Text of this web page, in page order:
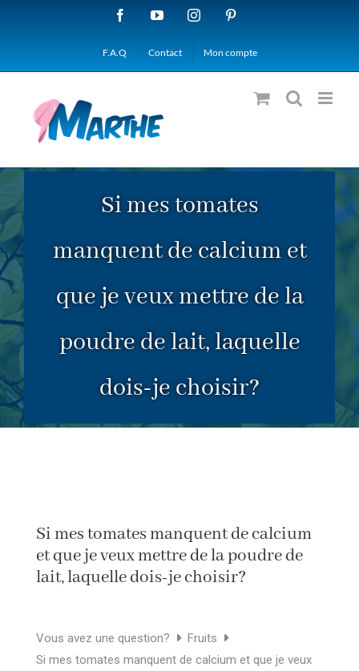
FacebookYouTubeInstagram
F.A.Q Contact Mon compte
Si mes tomates
manquent de calcium et
que je veux mettre de la
poudre de lait, laquelle
dois-je choisir?
Si mes tomates manquent de calcium
et que je veux mettre de la poudre de
lait, laquelle dois-je choisir?
Vous avez une question?
Fruits
Si mes tomates manquent de calcium et que je veux